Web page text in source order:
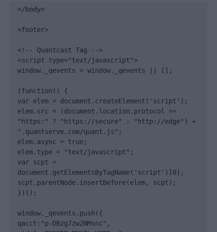
</body>
<footer>
<!-- Quantcast Tag -->
<script type="text/javascript">
window._qevents = window._qevents || [];
(function() {
var elem = document.createElement('script');
elem.src = (document.location.protocol ==
"https:" ? "https://secure" : "http://edge") +
".quantserve.com/quant.js";
elem.async = true;
elem.type = "text/javascript";
var scpt =
document.getElementsByTagName('script')[0];
scpt.parentNode.insertBefore(elem, scpt);
})();
window._qevents.push({
qacct:"p-DBzg7zw2NMsnc",